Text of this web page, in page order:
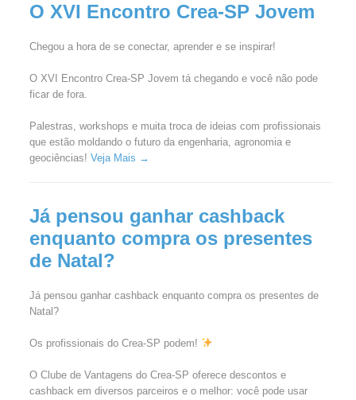
O XVI Encontro Crea-SP Jovem
Chegou a hora de se conectar, aprender e se inspirar!
O XVI Encontro Crea-SP Jovem tá chegando e você não pode
ficar de fora.
Palestras, workshops e muita troca de ideias com profissionais
que estão moldando o futuro da engenharia, agronomia e
geociências! Veja Mais →
Já pensou ganhar cashback
enquanto compra os presentes
de Natal?
Já pensou ganhar cashback enquanto compra os presentes de
Natal?
Os profissionais do Crea-SP podem!
O Clube de Vantagens do Crea-SP oferece descontos e
cashback em diversos parceiros e o melhor: você pode usar